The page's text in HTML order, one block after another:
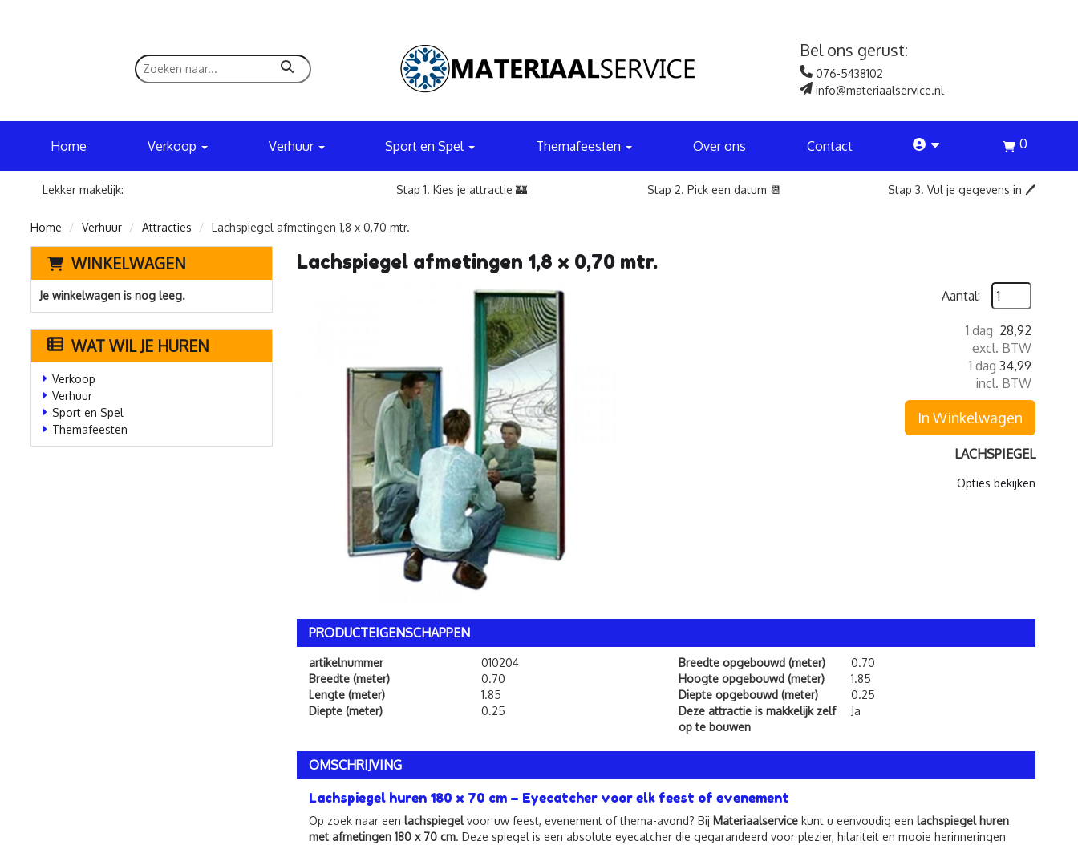
zoeken
Bel ons gerust:
076-5438102
info@materiaalservice.nl
Home Verkoop Verhuur Sport en Spel Themafeesten Over ons Contact account 0
Lekker makelijk: Stap 1. Kies je attractie 🏰 Stap 2. Pick een datum 📆 Stap 3. Vul je gegevens in 🖊️
Home Verhuur Attracties Lachspiegel afmetingen 1,8 x 0,70 mtr.
WINKELWAGEN
Je winkelwagen is nog leeg.
WAT WIL JE HUREN
Verkoop
Verhuur
Sport en Spel
Themafeesten
Lachspiegel afmetingen 1,8 x 0,70 mtr.
Aantal:
1 dag 28,92
excl. BTW
1 dag 34,99
incl. BTW
In Winkelwagen
LACHSPIEGEL
Opties bekijken
PRODUCTEIGENSCHAPPEN
artikelnummer
010204
Breedte (meter)
0.70
Lengte (meter)
1.85
Diepte (meter)
0.25
Breedte opgebouwd (meter)
0.70
Hoogte opgebouwd (meter)
1.85
Diepte opgebouwd (meter)
0.25
Deze attractie is makkelijk zelf
op te bouwen
Ja
OMSCHRIJVING
Lachspiegel huren 180 x 70 cm – Eyecatcher voor elk feest of evenement
Op zoek naar een lachspiegelvoor uw feest, evenement of thema-avond? Bij Materiaalservice kunt u eenvoudig een lachspiegel huren
met afmetingen 180 x 70 cm. Deze spiegel is een absolute eyecatcher die gegarandeerd voor plezier, hilariteit en mooie herinneringen